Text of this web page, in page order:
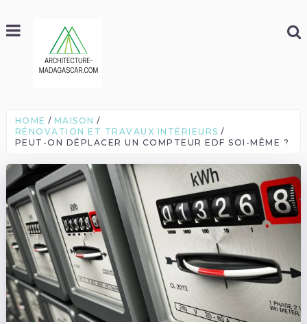
HOME
MAISON
RÉNOVATION ET TRAVAUX INTÉRIEURS
PEUT-ON DÉPLACER UN COMPTEUR EDF SOI-MÊME ?